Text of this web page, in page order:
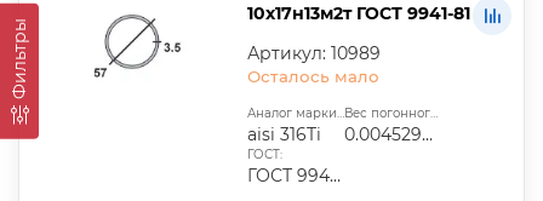
Фильтры
10х17н13м2т ГОСТ 9941-81
Артикул: 10989
Осталось мало
Аналог марки стали:
aisi 316Ti
Вес погонного метра, т.:
0.0045295775
ГОСТ:
ГОСТ 9940-81, ГОСТ 9941-81, ГОСТ 24030-80, ГОСТ 10498-82